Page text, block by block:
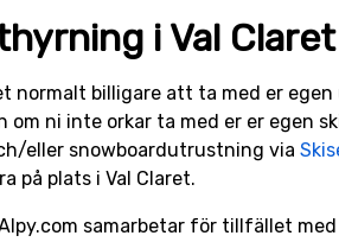
i Val Claret
normalt billigare att ta med er
om ni inte orkar ta med er er egen
eller snowboardutrustning via
på plats i Val Claret.
samarbetar för tillfället med